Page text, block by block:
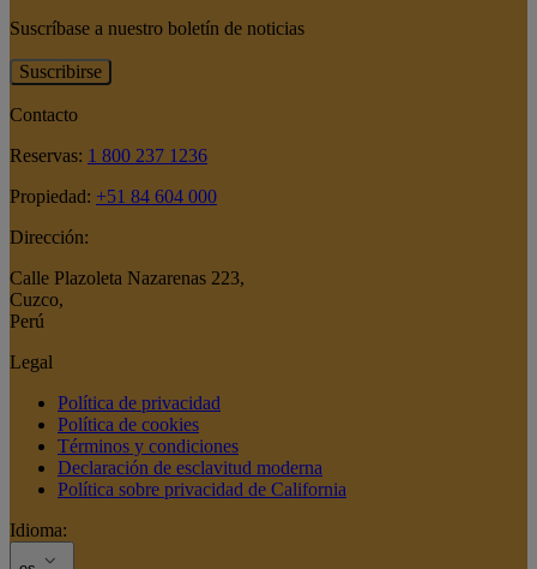
Suscríbase a nuestro boletín de noticias
Suscribirse
Contacto
Reservas: 1 800 237 1236
Propiedad: +51 84 604 000
Dirección:
Calle Plazoleta Nazarenas 223,
Cuzco,
Perú
Legal
Política de privacidad
Política de cookies
Términos y condiciones
Declaración de esclavitud moderna
Política sobre privacidad de California
Idioma: